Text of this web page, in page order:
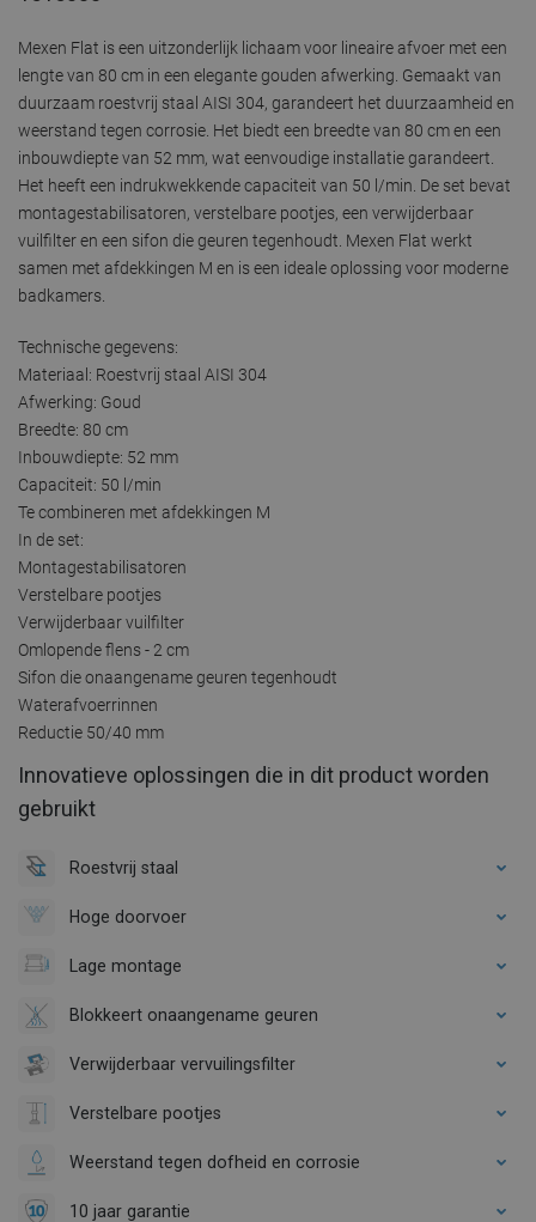
Mexen Flat is een uitzonderlijk lichaam voor lineaire afvoer met een
lengte van 80 cm in een elegante gouden afwerking. Gemaakt van
duurzaam roestvrij staal AISI 304, garandeert het duurzaamheid en
weerstand tegen corrosie. Het biedt een breedte van 80 cm en een
inbouwdiepte van 52 mm, wat eenvoudige installatie garandeert.
Het heeft een indrukwekkende capaciteit van 50 l/min. De set bevat
montagestabilisatoren, verstelbare pootjes, een verwijderbaar
vuilfilter en een sifon die geuren tegenhoudt. Mexen Flat werkt
samen met afdekkingen M en is een ideale oplossing voor moderne
badkamers.
Technische gegevens:
Materiaal: Roestvrij staal AISI 304
Afwerking: Goud
Breedte: 80 cm
Inbouwdiepte: 52 mm
Capaciteit: 50 l/min
Te combineren met afdekkingen M
In de set:
Montagestabilisatoren
Verstelbare pootjes
Verwijderbaar vuilfilter
Omlopende flens - 2 cm
Sifon die onaangename geuren tegenhoudt
Waterafvoerrinnen
Reductie 50/40 mm
Innovatieve oplossingen die in dit product worden
gebruikt
Roestvrij staal
Hoge doorvoer
Lage montage
Blokkeert onaangename geuren
Verwijderbaar vervuilingsfilter
Verstelbare pootjes
Weerstand tegen dofheid en corrosie
10 jaar garantie